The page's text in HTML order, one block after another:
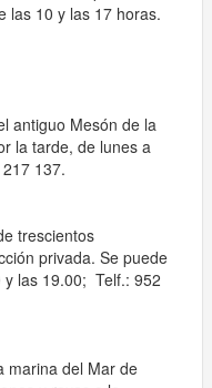
las 10 y las 17 horas.
antiguo Mesón de la
la tarde, de lunes a
137.
trescientos
privada. Se puede
y las 19.00; Telf.: 952
marina del Mar de